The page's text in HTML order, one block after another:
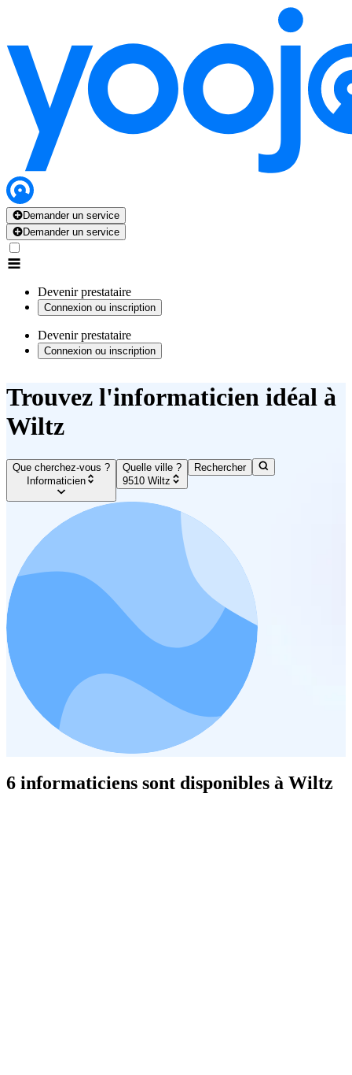
Demander un service
Demander un service
Devenir prestataire
Connexion ou inscription
Devenir prestataire
Connexion ou inscription
Trouvez l'informaticien idéal à
Wiltz
Que cherchez-vous ?
Informaticien
Quelle ville ?
9510 Wiltz
Rechercher
6 informaticiens sont disponibles à Wiltz